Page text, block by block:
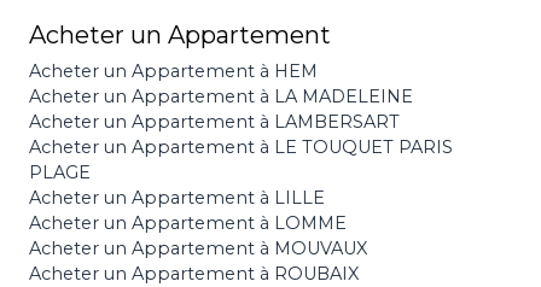
Acheter un Appartement
Acheter un Appartement à HEM
Acheter un Appartement à LA MADELEINE
Acheter un Appartement à LAMBERSART
Acheter un Appartement à LE TOUQUET PARIS
PLAGE
Acheter un Appartement à LILLE
Acheter un Appartement à LOMME
Acheter un Appartement à MOUVAUX
Acheter un Appartement à ROUBAIX